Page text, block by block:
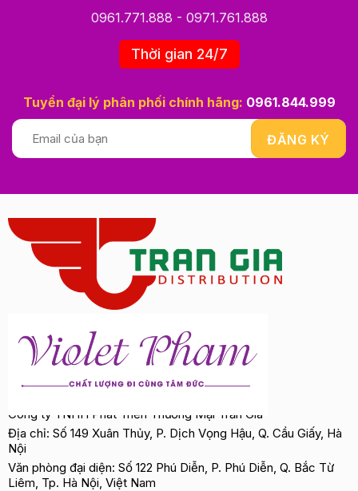
0961.771.888 - 0971.761.888
Thời gian 24/7
Tuyển đại lý phân phối chính hãng: 0961.844.999
Công ty TNHH Phát Triển Thương Mại Trần Gia
Địa chỉ: Số 149 Xuân Thủy, P. Dịch Vọng Hậu, Q. Cầu Giấy, Hà
Nội
Văn phòng đại diện: Số 122 Phú Diễn, P. Phú Diễn, Q. Bắc Từ
Liêm, Tp. Hà Nội, Việt Nam